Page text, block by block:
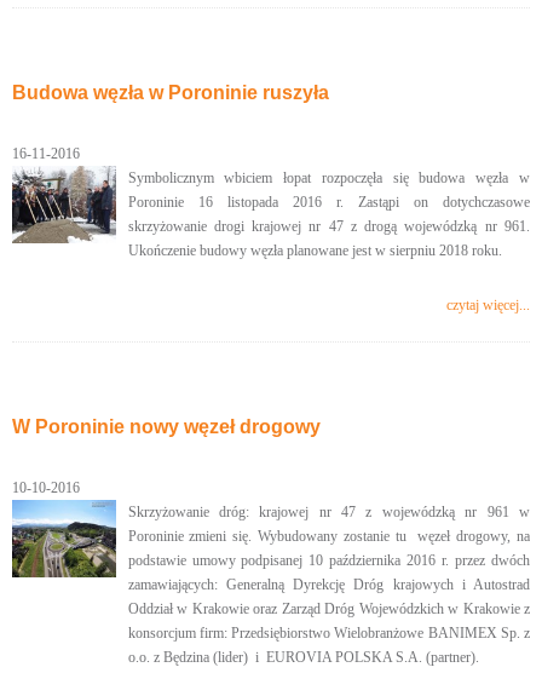
Budowa węzła w Poroninie ruszyła
16-11-2016
Symbolicznym wbiciem łopat rozpoczęła się budowa węzła w
Poroninie 16 listopada 2016 r. Zastąpi on dotychczasowe
skrzyżowanie drogi krajowej nr 47 z drogą wojewódzką nr 961.
Ukończenie budowy węzła planowane jest w sierpniu 2018 roku.
czytaj więcej...
W Poroninie nowy węzeł drogowy
10-10-2016
Skrzyżowanie dróg: krajowej nr 47 z wojewódzką nr 961 w
Poroninie zmieni się. Wybudowany zostanie tu węzeł drogowy, na
podstawie umowy podpisanej 10 października 2016 r. przez dwóch
zamawiających: Generalną Dyrekcję Dróg krajowych i Autostrad
Oddział w Krakowie oraz Zarząd Dróg Wojewódzkich w Krakowie z
konsorcjum firm: Przedsiębiorstwo Wielobranżowe BANIMEX Sp. z
o.o. z Będzina (lider) i EUROVIA POLSKA S.A. (partner).